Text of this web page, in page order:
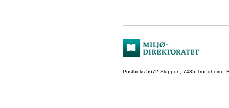
Postboks 5672 Sluppen, 7485 Trondheim